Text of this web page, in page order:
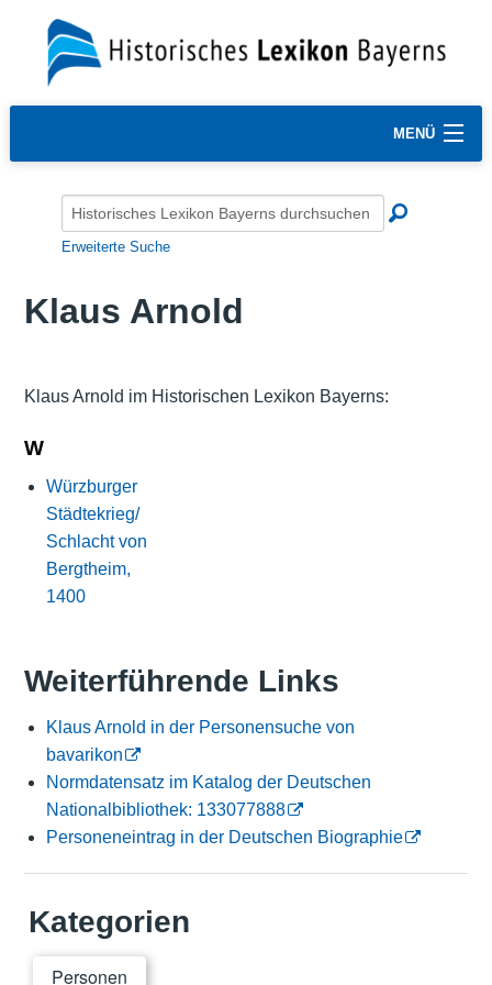
MENÜ
Erweiterte Suche
Klaus Arnold
Klaus Arnold im Historischen Lexikon Bayerns:
W
Würzburger
Städtekrieg/
Schlacht von
Bergtheim,
1400
Weiterführende Links
Klaus Arnold in der Personensuche von
bavarikon
Normdatensatz im Katalog der Deutschen
Nationalbibliothek: 133077888
Personeneintrag in der Deutschen Biographie
Kategorien
Personen